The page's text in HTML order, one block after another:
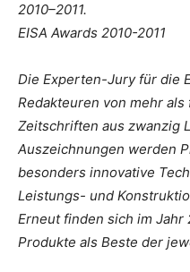
2010–2011.
EISA Awards 2010-2011
Die Experten-Jury für die
Redakteuren von mehr
Zeitschriften aus zwanzig
Auszeichnungen werden
besonders innovative
Leistungs- und
Erneut finden sich im Jahr
Produkte als Beste der